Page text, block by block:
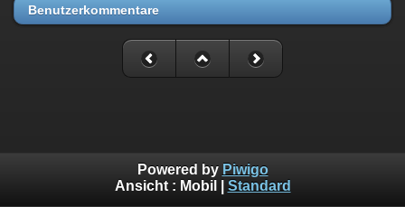
Benutzerkommentare
Powered by Piwigo
Ansicht : Mobil Standard